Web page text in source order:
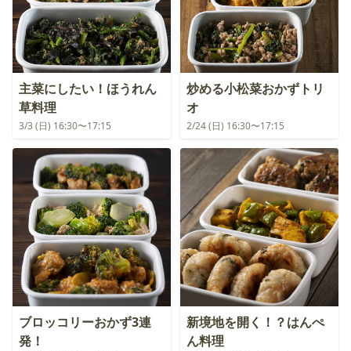
主菜にしたい！ほうれん
草料理
3/3 (日) 16:30〜17:15
炒める小松菜おかずトリ
オ
2/24 (日) 16:30〜17:15
ブロッコリーおかず3連
発！
新境地を開く！？はんぺ
ん料理